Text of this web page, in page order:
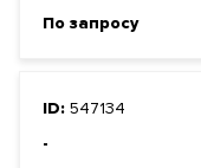
По запросу
ID: 547134
-